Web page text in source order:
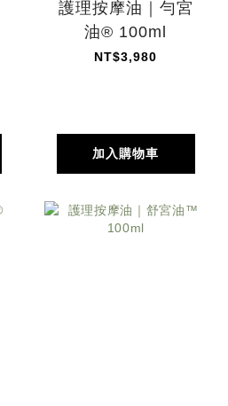
護理按摩油｜勻宮
油® 100ml
NT$3,980
加入購物車